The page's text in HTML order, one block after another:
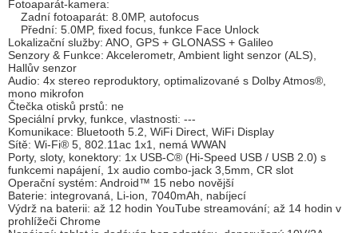
Fotoaparát-kamera:
Zadní fotoaparát: 8.0MP, autofocus
Přední: 5.0MP, fixed focus, funkce Face Unlock
Lokalizační služby: ANO, GPS + GLONASS + Galileo
Senzory & Funkce: Akcelerometr, Ambient light senzor (ALS),
Hallův senzor
Audio: 4x stereo reproduktory, optimalizované s Dolby Atmos®,
mono mikrofon
Čtečka otisků prstů: ne
Speciální prvky, funkce, vlastnosti: ---
Komunikace: Bluetooth 5.2, WiFi Direct, WiFi Display
Sítě: Wi-Fi® 5, 802.11ac 1x1, nemá WWAN
Porty, sloty, konektory: 1x USB-C® (Hi-Speed USB / USB 2.0) s
funkcemi napájení, 1x audio combo-jack 3,5mm, CR slot
Operační systém: Android™ 15 nebo novější
Baterie: integrovaná, Li-ion, 7040mAh, nabíjecí
Výdrž na baterii: až 12 hodin YouTube streamování; až 14 hodin v
prohlížeči Chrome